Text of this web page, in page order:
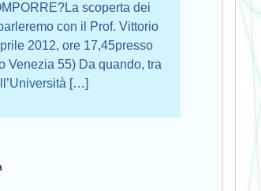
scoperta dei
con il Prof. Vittorio
2012, ore 17,45presso
Venezia 55) Da quando, tra
[…]